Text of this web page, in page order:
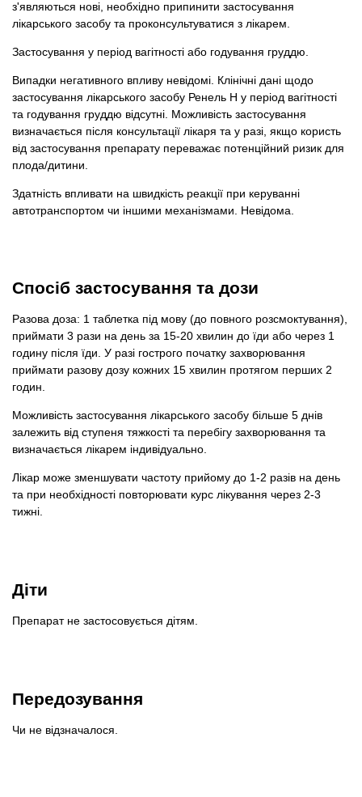
з'являються нові, необхідно припинити застосування
лікарського засобу та проконсультуватися з лікарем.
Застосування у період вагітності або годування груддю.
Випадки негативного впливу невідомі. Клінічні дані щодо
застосування лікарського засобу Ренель Н у період вагітності
та годування груддю відсутні. Можливість застосування
визначається після консультації лікаря та у разі, якщо користь
від застосування препарату переважає потенційний ризик для
плода/дитини.
Здатність впливати на швидкість реакції при керуванні
автотранспортом чи іншими механізмами. Невідома.
Спосіб застосування та дози
Разова доза: 1 таблетка під мову (до повного розсмоктування),
приймати 3 рази на день за 15-20 хвилин до їди або через 1
годину після їди. У разі гострого початку захворювання
приймати разову дозу кожних 15 хвилин протягом перших 2
годин.
Можливість застосування лікарського засобу більше 5 днів
залежить від ступеня тяжкості та перебігу захворювання та
визначається лікарем індивідуально.
Лікар може зменшувати частоту прийому до 1-2 разів на день
та при необхідності повторювати курс лікування через 2-3
тижні.
Діти
Препарат не застосовується дітям.
Передозування
Чи не відзначалося.